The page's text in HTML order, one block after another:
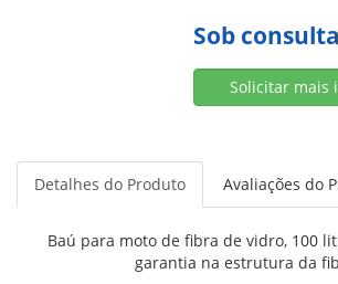
Sob consulta
Solicitar mais
Detalhes do Produto Avaliações do
Baú para moto de fibra de vidro, 100
garantia na estrutura da